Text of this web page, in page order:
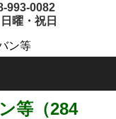
993-0082
曜・祝日
ン等
等（284